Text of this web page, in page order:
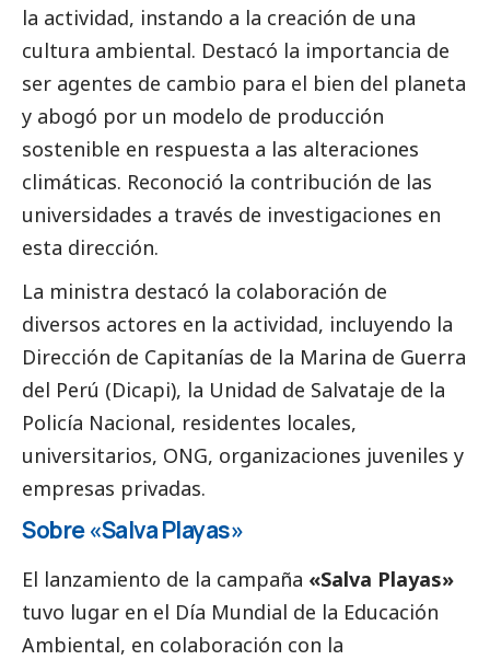
la actividad, instando a la creación de una
cultura ambiental. Destacó la importancia de
ser agentes de cambio para el bien del planeta
y abogó por un modelo de producción
sostenible en respuesta a las alteraciones
climáticas. Reconoció la contribución de las
universidades a través de investigaciones en
esta dirección.
La ministra destacó la colaboración de
diversos actores en la actividad, incluyendo la
Dirección de Capitanías de la Marina de Guerra
del Perú (Dicapi), la Unidad de Salvataje de la
Policía Nacional, residentes locales,
universitarios, ONG, organizaciones juveniles y
empresas privadas.
Sobre «Salva Playas»
El lanzamiento de la campaña «Salva Playas»
tuvo lugar en el Día Mundial de la Educación
Ambiental, en colaboración con la